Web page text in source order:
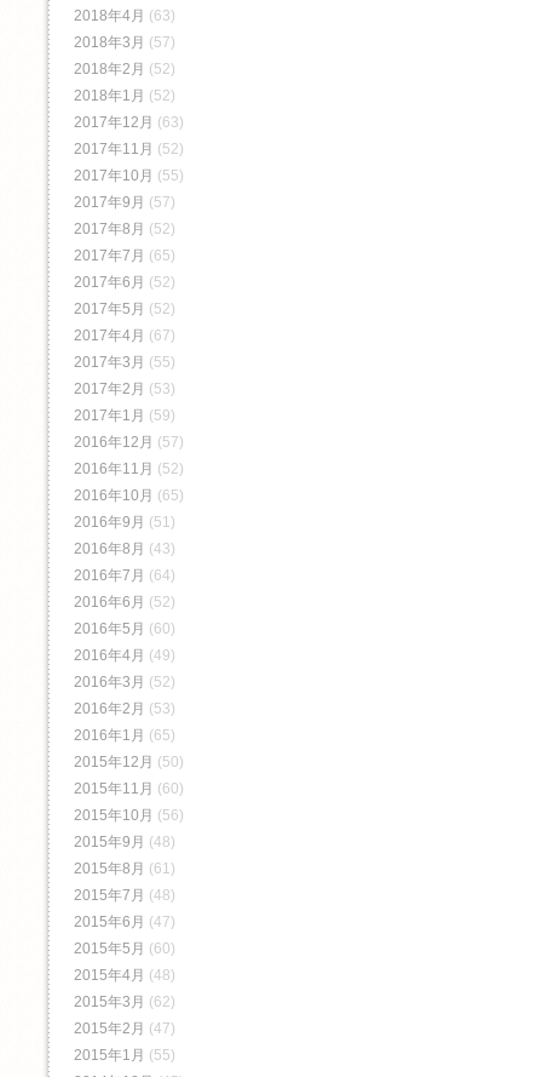
2018年4月 (63)
2018年3月 (57)
2018年2月 (52)
2018年1月 (52)
2017年12月 (63)
2017年11月 (52)
2017年10月 (55)
2017年9月 (57)
2017年8月 (52)
2017年7月 (65)
2017年6月 (52)
2017年5月 (52)
2017年4月 (67)
2017年3月 (55)
2017年2月 (53)
2017年1月 (59)
2016年12月 (57)
2016年11月 (52)
2016年10月 (65)
2016年9月 (51)
2016年8月 (43)
2016年7月 (64)
2016年6月 (52)
2016年5月 (60)
2016年4月 (49)
2016年3月 (52)
2016年2月 (53)
2016年1月 (65)
2015年12月 (50)
2015年11月 (60)
2015年10月 (56)
2015年9月 (48)
2015年8月 (61)
2015年7月 (48)
2015年6月 (47)
2015年5月 (60)
2015年4月 (48)
2015年3月 (62)
2015年2月 (47)
2015年1月 (55)